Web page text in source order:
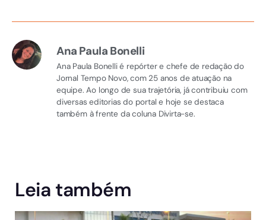
Ana Paula Bonelli
Ana Paula Bonelli é repórter e chefe de redação do
Jornal Tempo Novo, com 25 anos de atuação na
equipe. Ao longo de sua trajetória, já contribuiu com
diversas editorias do portal e hoje se destaca
também à frente da coluna Divirta-se.
Leia também